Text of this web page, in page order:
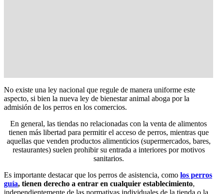
No existe una ley nacional que regule de manera uniforme este
aspecto, si bien la nueva ley de bienestar animal aboga por la
admisión de los perros en los comercios.
En general, las tiendas no relacionadas con la venta de alimentos
tienen más libertad para permitir el acceso de perros, mientras que
aquellas que venden productos alimenticios (supermercados, bares,
restaurantes) suelen prohibir su entrada a interiores por motivos
sanitarios.
Es importante destacar que los perros de asistencia, como los perros
guía, tienen derecho a entrar en cualquier establecimiento,
independientemente de las normativas individuales de la tienda o la